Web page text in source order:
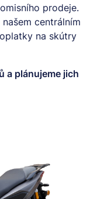
prodeje.
centrálním
na skútry
a plánujeme jich